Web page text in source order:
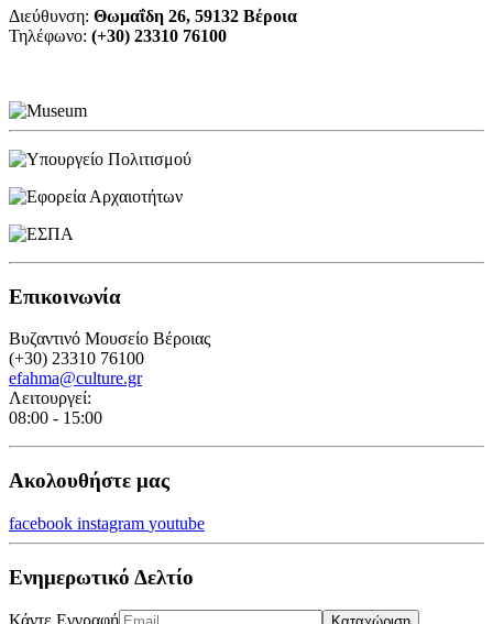
Διεύθυνση: Θωμαΐδη 26, 59132 Βέροια
Τηλέφωνο: (+30) 23310 76100
Επικοινωνία
Βυζαντινό Μουσείο Βέροιας
(+30) 23310 76100
efahma@culture.gr
Λειτουργεί:
08:00 - 15:00
Ακολουθήστε μας
facebook instagram youtube
Ενημερωτικό Δελτίο